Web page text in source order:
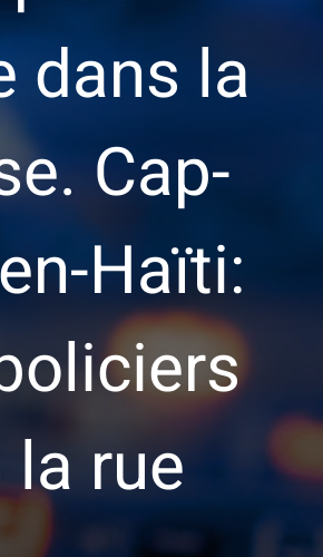
dans la
Cap-
Haïti:
rue